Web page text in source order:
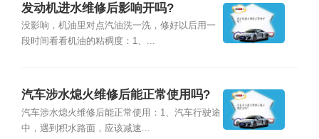
发动机进水维修后影响开吗?
没影响，机油里对点汽油洗一洗，修好以后用一
段时间看看机油的粘稠度：1、...
汽车涉水熄火维修后能正常使用吗?
汽车涉水熄火维修后能正常使用：1、汽车行驶途
中，遇到积水路面，应该减速...